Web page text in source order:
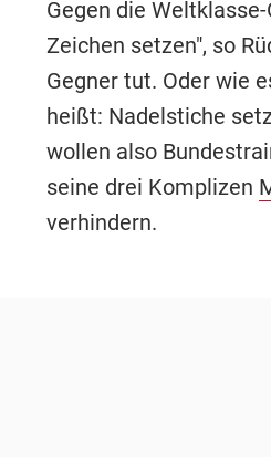
Gegen die
Zeichen setzen", so
Gegner tut. Oder wie
heißt: Nadelstiche
wollen also
seine drei Komplizen
verhindern.